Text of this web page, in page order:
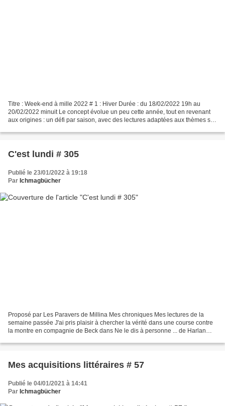
Titre : Week-end à mille 2022 # 1 : Hiver Durée : du 18/02/2022 19h au
20/02/2022 minuit Le concept évolue un peu cette année, tout en revenant
aux origines : un défi par saison, avec des lectures adaptées aux thèmes si
C'est lundi # 305
Publié le 23/01/2022 à 19:18
Par Ichmagbücher
Proposé par Les Paravers de Millina Mes chroniques Mes lectures de la
semaine passée J'ai pris plaisir à chercher la vérité dans une course contre
la montre en compagnie de Beck dans Ne le dis à personne ... de Harlan
Mes acquisitions littéraires # 57
Publié le 04/01/2021 à 14:41
Par Ichmagbücher